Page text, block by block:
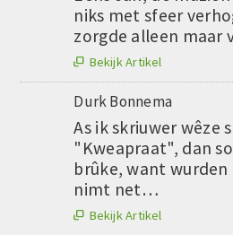
niks met sfeer
zorgde alleen
 Bekijk Artikel
Durk Bonnema
As ik skriuwer wêze
"Kweapraat", dan
brûke, want
nimt net…
 Bekijk Artikel